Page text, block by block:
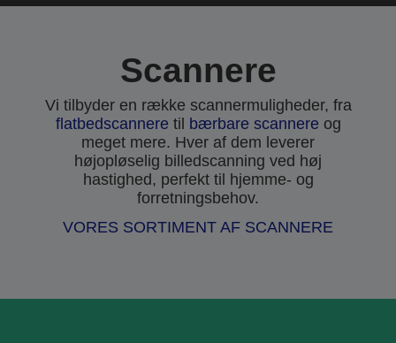
Scannere
Vi tilbyder en række scannermuligheder, fra
flatbedscannere til bærbare scannere og
meget mere. Hver af dem leverer
højopløselig billedscanning ved høj
hastighed, perfekt til hjemme- og
forretningsbehov.
VORES SORTIMENT AF SCANNERE